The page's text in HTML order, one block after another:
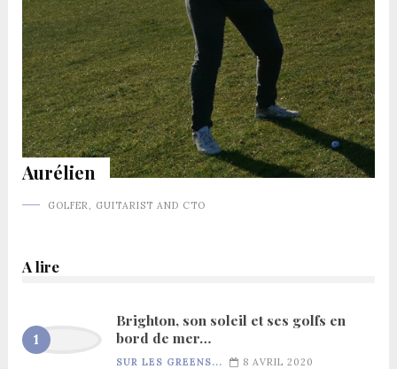
Aurélien
GOLFER, GUITARIST AND CTO
A lire
Brighton, son soleil et ses golfs en
bord de mer…
SUR LES GREENS... 8 AVRIL 2020